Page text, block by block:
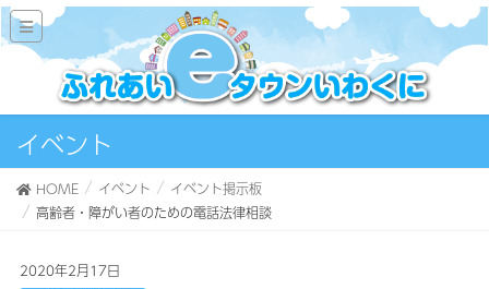
イベント
HOME イベント
イベント掲示板
高齢者・障がい者のための電話法律相談
2020年2月17日